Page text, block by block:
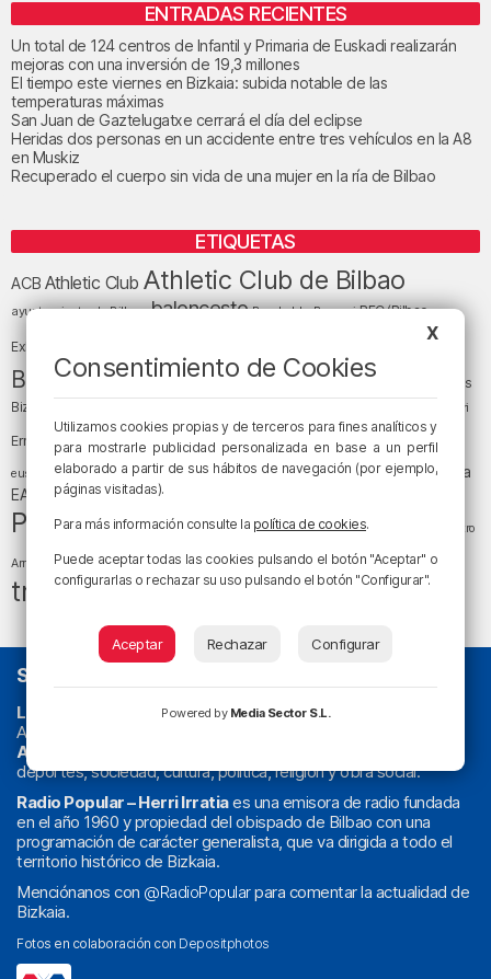
ENTRADAS RECIENTES
Un total de 124 centros de Infantil y Primaria de Euskadi realizarán
mejoras con una inversión de 19,3 millones
El tiempo este viernes en Bizkaia: subida notable de las
temperaturas máximas
San Juan de Gaztelugatxe cerrará el día del eclipse
Heridas dos personas en un accidente entre tres vehículos en la A8
en Muskiz
Recuperado el cuerpo sin vida de una mujer en la ría de Bilbao
ETIQUETAS
ACB Athletic Club Athletic Club de Bilbao
ayuntamiento de Bilbao baloncesto Barakaldo Basauri BEC (Bilbao
Exhibition Center) Bizkaia
Bizkaia y sus comarcas Copa del Rey cultura
Cáritas
Bizkaia
Diócesis de Bilbao el tiempo Enkarterri
Ernesto Valverde Ertzaintza Euskadi (País Vasco)
euskera fiestas fútbol Gobierno vasco juanma jubera LaLiga LaLiga
EA Sports Liga Endesa
Política religión San Mamés sociedadsucesos Teatro
Arriaga tiempotiempo atmosféricotráfico
tráfico en Bizkaia
SOBRE NOSOTROS
La radio sin cadenas. Desde 1960 haciendo radio en Bilbao.
Actualidad y
Athletic
deportes, sociedad, cultura, política, religión y obra social.
Radio Popular – Herri Irratiaes una emisora de radio fundada
en el año 1960 y propiedad del obispado de Bilbao con una
programación de carácter generalista, que va dirigida a todo el
territorio histórico de Bizkaia.
Menciónanos con @RadioPopularpara comentar la actualidad de
Bizkaia.
Fotos en colaboración con Depositphotos
X
Consentimiento de Cookies
Utilizamos cookies propias y de terceros para fines analíticos y
para mostrarle publicidad personalizada en base a un perfil
elaborado a partir de sus hábitos de navegación (por ejemplo,
páginas visitadas).
Para más información consulte la política de cookies.
Puede aceptar todas las cookies pulsando el botón "Aceptar" o
configurarlas o rechazar su uso pulsando el botón "Configurar".
Aceptar Rechazar Configurar
Powered by Media Sector S.L.